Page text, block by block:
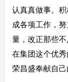
认真真做事。
成各项工作，
量，改正那些
在集团这个优
荣昌盛奉献自己